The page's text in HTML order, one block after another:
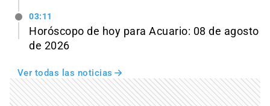
03:11
Horóscopo de hoy para Acuario: 08 de agosto
de 2026
Ver todas las noticias